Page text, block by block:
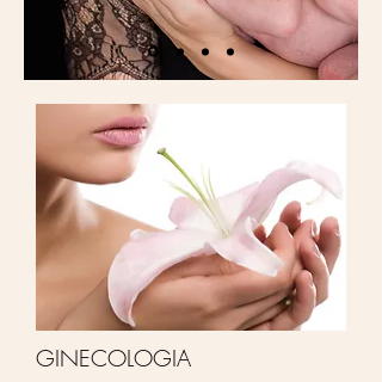
GINECOLOGIA